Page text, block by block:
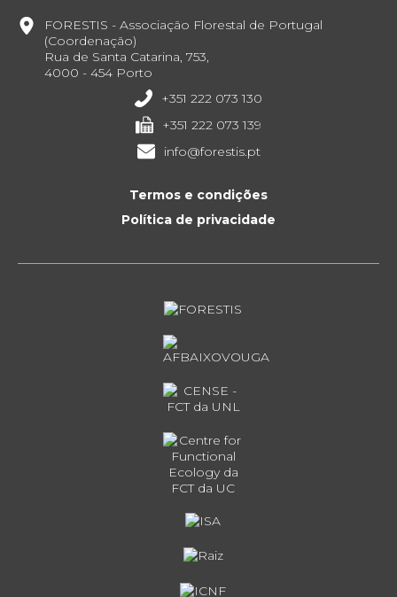
FORESTIS - Associação Florestal de Portugal
(Coordenação)
Rua de Santa Catarina, 753,
4000 - 454 Porto
+351 222 073 130
+351 222 073 139
info@forestis.pt
Termos e condições
Política de privacidade